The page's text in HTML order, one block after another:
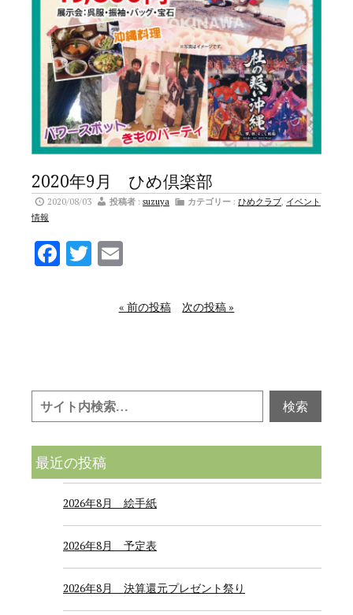
2020年9月 ひめ倶楽部
2020/08/03 投稿者 : suzuya カテゴリー : ひめクラブ, イベント
情報
Facebook
Twitter
« 前の投稿 次の投稿 »
最近の投稿
2026年8月 絵手紙
2026年8月 予定表
2026年8月 決算還元プレゼント祭り